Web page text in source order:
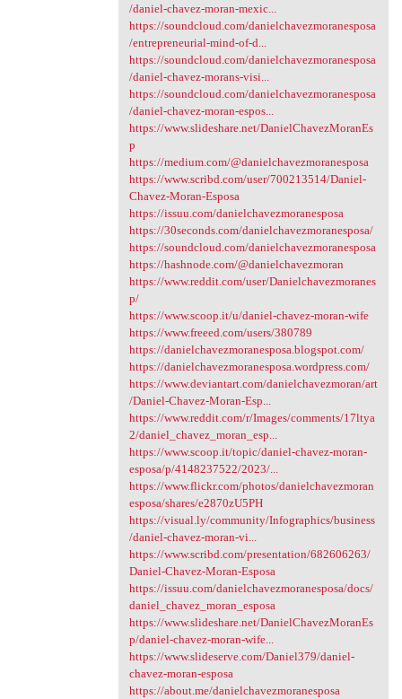
/daniel-chavez-moran-mexic...
https://soundcloud.com/danielchavezmoranesposa
/entrepreneurial-mind-of-d...
https://soundcloud.com/danielchavezmoranesposa
/daniel-chavez-morans-visi...
https://soundcloud.com/danielchavezmoranesposa
/daniel-chavez-moran-espos...
https://www.slideshare.net/DanielChavezMoranEs
p
https://medium.com/@danielchavezmoranesposa
https://www.scribd.com/user/700213514/Daniel-
Chavez-Moran-Esposa
https://issuu.com/danielchavezmoranesposa
https://30seconds.com/danielchavezmoranesposa/
https://soundcloud.com/danielchavezmoranesposa
https://hashnode.com/@danielchavezmoran
https://www.reddit.com/user/Danielchavezmoranes
p/
https://www.scoop.it/u/daniel-chavez-moran-wife
https://www.freeed.com/users/380789
https://danielchavezmoranesposa.blogspot.com/
https://danielchavezmoranesposa.wordpress.com/
https://www.deviantart.com/danielchavezmoran/art
/Daniel-Chavez-Moran-Esp...
https://www.reddit.com/r/Images/comments/17ltya
2/daniel_chavez_moran_esp...
https://www.scoop.it/topic/daniel-chavez-moran-
esposa/p/4148237522/2023/...
https://www.flickr.com/photos/danielchavezmoran
esposa/shares/e2870zU5PH
https://visual.ly/community/Infographics/business
/daniel-chavez-moran-vi...
https://www.scribd.com/presentation/682606263/
Daniel-Chavez-Moran-Esposa
https://issuu.com/danielchavezmoranesposa/docs/
daniel_chavez_moran_esposa
https://www.slideshare.net/DanielChavezMoranEs
p/daniel-chavez-moran-wife...
https://www.slideserve.com/Daniel379/daniel-
chavez-moran-esposa
https://about.me/danielchavezmoranesposa